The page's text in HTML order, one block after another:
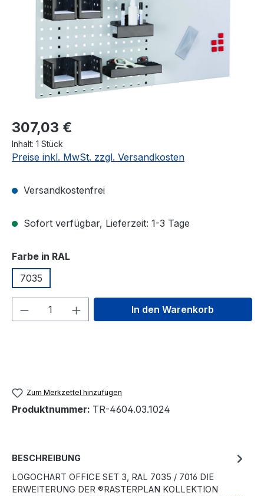
307,03 €
Inhalt: 1 Stück
Preise inkl. MwSt. zzgl. Versandkosten
Versandkostenfrei
Sofort verfügbar, Lieferzeit: 1-3 Tage
Farbe in RALauswählen
7035
Produkt Anzahl: Gib denIn den Warenkorb
Zum Merkzettel hinzufügen
Produktnummer: TR-4604.03.1024
BESCHREIBUNG
LOGOCHART OFFICE SET 3, RAL 7035 / 7016 DIE
ERWEITERUNG DER ®RASTERPLAN KOLLEKTION